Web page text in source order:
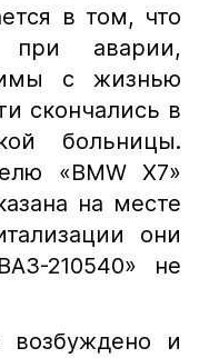
в том, что
при аварии,
с жизнью
скончались в
больницы.
«ВМW Х7»
на месте
они
210540» не
возбуждено и